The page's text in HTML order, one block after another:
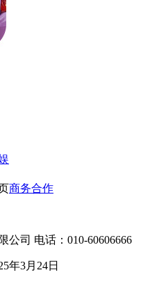
商务合作
公司 电话：010-60606666
年3月24日